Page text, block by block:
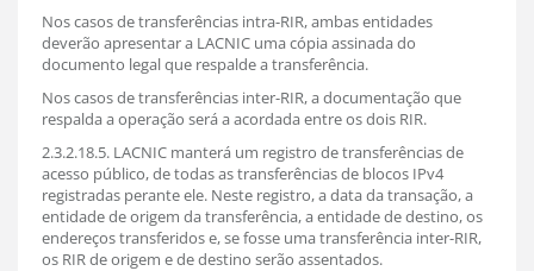
Nos casos de transferências intra-RIR, ambas entidades
deverão apresentar a LACNIC uma cópia assinada do
documento legal que respalde a transferência.
Nos casos de transferências inter-RIR, a documentação que
respalda a operação será a acordada entre os dois RIR.
2.3.2.18.5. LACNIC manterá um registro de transferências de
acesso público, de todas as transferências de blocos IPv4
registradas perante ele. Neste registro, a data da transação, a
entidade de origem da transferência, a entidade de destino, os
endereços transferidos e, se fosse uma transferência inter-RIR,
os RIR de origem e de destino serão assentados.